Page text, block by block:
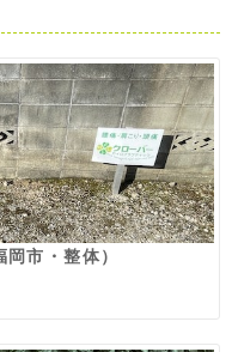
市・整体）